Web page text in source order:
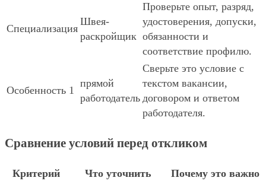
Специализация
Швея-
раскройщик
Проверьте опыт, разряд,
удостоверения, допуски,
обязанности и
соответствие профилю.
Особенность 1
прямой
работодатель
Сверьте это условие с
текстом вакансии,
договором и ответом
работодателя.
Сравнение условий перед откликом
Критерий Что уточнить Почему это важно